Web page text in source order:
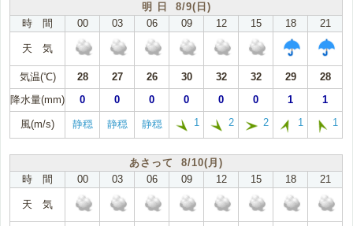
明 日 8/9(日)
時 間
00 03 06 09 12 15 18 21
天 気
気温(℃) 28 27 26 30 32 32 29
28
降水量(mm)
0 0 0 0 0 0 1 1
風(m/s) 静穏 静穏 静穏 1 2 2 1 1
あさって 8/10(月)
時 間
00 03 06 09 12 15 18 21
天 気